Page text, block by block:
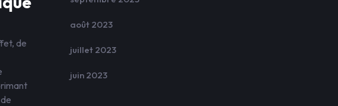
de
août 2023
juillet 2023
juin 2023